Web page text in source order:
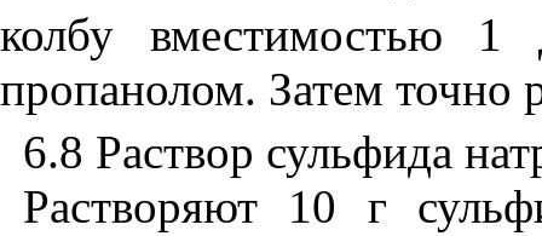
колбу вместимостью 1
пропанолом. Затем точно
6.8 Раствор сульфида
Растворяют 10 г